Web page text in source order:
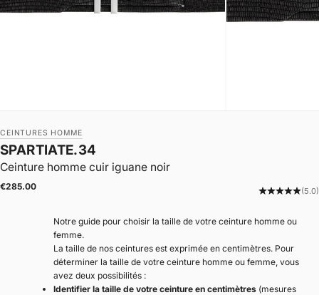
CEINTURES HOMME
Ceinture homme cuir iguane noir
SPARTIATE.34
Prix de vente
€285.00 (5.0)
Notre guide pour choisir la taille de votre ceinture homme ou
femme.
La taille de nos ceintures est exprimée en centimètres. Pour
déterminer la taille de votre ceinture homme ou femme, vous
avez deux possibilités :
Identifier la taille de votre ceinture en centimètres